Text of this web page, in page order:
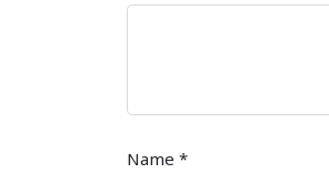
Name *